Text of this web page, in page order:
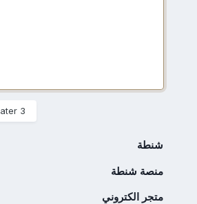
3 weeks later...
شنطة
منصة شنطة
متجر الكتروني